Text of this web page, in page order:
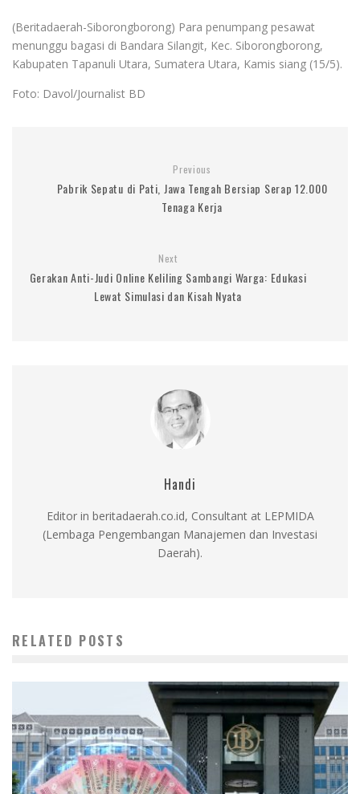
(Beritadaerah-Siborongborong) Para penumpang pesawat
menunggu bagasi di Bandara Silangit, Kec. Siborongborong,
Kabupaten Tapanuli Utara, Sumatera Utara, Kamis siang (15/5).
Foto: Davol/Journalist BD
Previous
Pabrik Sepatu di Pati, Jawa Tengah Bersiap Serap 12.000
Tenaga Kerja
Next
Gerakan Anti-Judi Online Keliling Sambangi Warga: Edukasi
Lewat Simulasi dan Kisah Nyata
Handi
Editor in beritadaerah.co.id, Consultant at LEPMIDA
(Lembaga Pengembangan Manajemen dan Investasi
Daerah).
RELATED POSTS